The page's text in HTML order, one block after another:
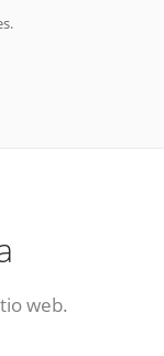
web.